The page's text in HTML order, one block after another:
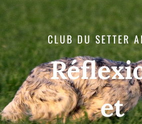
CLUB DU SETTER
et